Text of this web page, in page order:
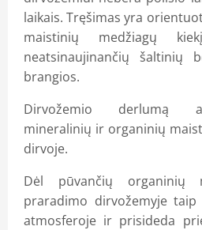
laikais. Tręšimas yra
maistinių medžiagų
neatsinaujinančių šaltinių
brangios.
Dirvožemio derlumą
mineralinių ir organinių
dirvoje.
Dėl pūvančių organinių
praradimo dirvožemyje
atmosferoje ir prisideda